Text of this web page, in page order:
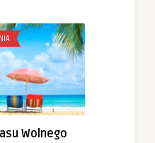
Wolnego